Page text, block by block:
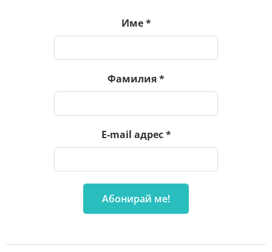
Име*
Фамилия*
E-mail адрес*